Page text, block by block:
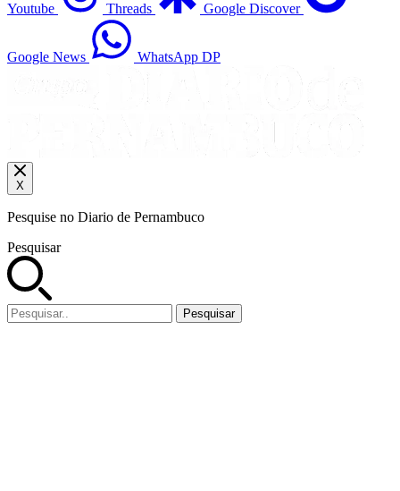
Youtube Threads Google Discover
Google News WhatsApp DP
X
Pesquise no Diario de Pernambuco
Pesquisar
Pesquisar